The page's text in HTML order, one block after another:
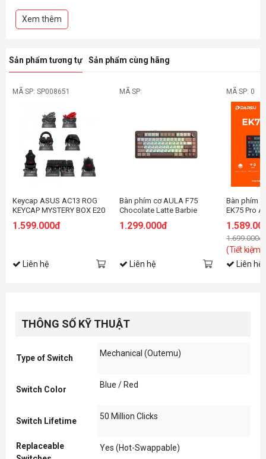
Wireless (BT + 2.4ghz) & Wired
Gateron Hotswap Sockets
Xem thêm
Sản phẩm tương tự Sản phẩm cùng hãng
MÃ SP: SP008651
Keycap ASUS AC13 ROG
KEYCAP MYSTERY BOX E20
1.599.000đ
Liên hệ
MÃ SP:
Bàn phím cơ AULA F75
Chocolate Latte Barbie
1.299.000đ
Liên hệ
MÃ SP: 0
Bàn phím
EK75 Pro
1.699.000đ
(Tiết kiệm:
Liên hệ
THÔNG SỐ KỸ THUẬT
Type of Switch Mechanical (Outemu)
Switch Color Blue / Red
Switch Lifetime 50 Million Clicks
Replaceable
Yes (Hot-Swappable)